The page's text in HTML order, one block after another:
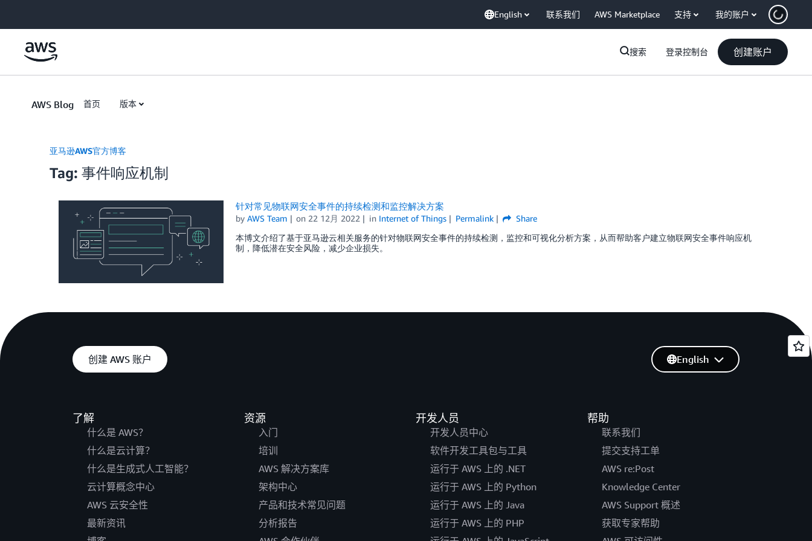
English 联系我们 AWS Marketplace 支持 我的账户
搜索 登录控制台 创建账户
AWS Blog 首页 版本
亚马逊AWS官方博客
Tag: 事件响应机制
针对常见物联网安全事件的持续检测和监控解决方案
by AWS Team on 22 12月 2022 in Internet of Things Permalink
Share
本博文介绍了基于亚马逊云相关服务的针对物联网安全事件的持续检测，监控和可视化分析方案，从而帮助客户建立物联网安全事件响应机
制，降低潜在安全风险，减少企业损失。
创建 AWS 账户
了解
什么是 AWS？
什么是云计算？
什么是生成式人工智能？
云计算概念中心
AWS 云安全性
最新资讯
资源
入门
培训
AWS 解决方案库
架构中心
产品和技术常见问题
分析报告
开发人员
开发人员中心
软件开发工具包与工具
运行于 AWS 上的 .NET
运行于 AWS 上的 Python
运行于 AWS 上的 Java
运行于 AWS 上的 PHP
帮助
联系我们
提交支持工单
AWS re:Post
Knowledge Center
AWS Support 概述
获取专家帮助
English